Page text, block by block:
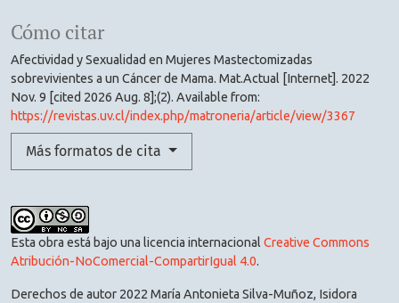
Cómo citar
Afectividad y Sexualidad en Mujeres Mastectomizadas
sobrevivientes a un Cáncer de Mama. Mat.Actual [Internet]. 2022
Nov. 9 [cited 2026 Aug. 8];(2). Available from:
https://revistas.uv.cl/index.php/matroneria/article/view/3367
Más formatos de cita
Esta obra está bajo una licencia internacional Creative Commons
Atribución-NoComercial-CompartirIgual 4.0.
Derechos de autor 2022 María Antonieta Silva-Muñoz, Isidora